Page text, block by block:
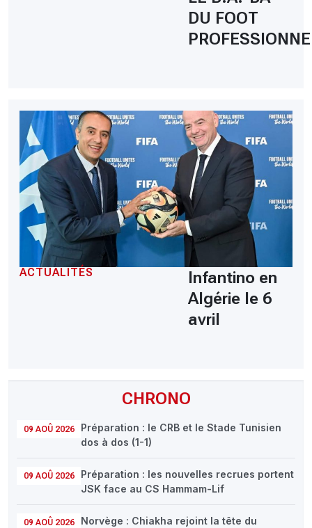
CHRONO
09 AOÛ 2026
Préparation : le CRB et le Stade Tunisien
dos à dos (1-1)
09 AOÛ 2026
Préparation : les nouvelles recrues portent
JSK face au CS Hammam-Lif
09 AOÛ 2026
Norvège : Chiakha rejoint la tête du
DU FOOT
ACTUALITÉS
Infantino en
Algérie le 6
avril